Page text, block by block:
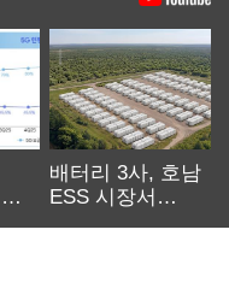
배터리 3사, 호남
ESS 시장서